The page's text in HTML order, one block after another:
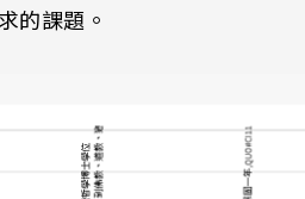
的課題。